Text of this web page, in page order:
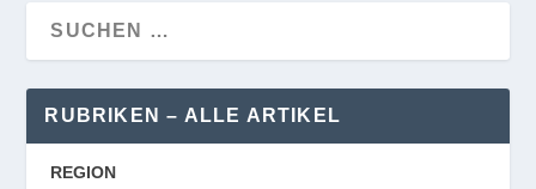
RUBRIKEN – ALLE ARTIKEL
REGION